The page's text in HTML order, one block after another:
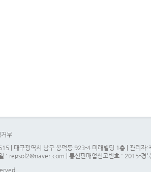
부
| 대구광역시 남구 봉덕동 923-4 미래빌딩 1층 | 관리자:
: repsol2@naver.com | 통신판매업신고번호 : 2015-경